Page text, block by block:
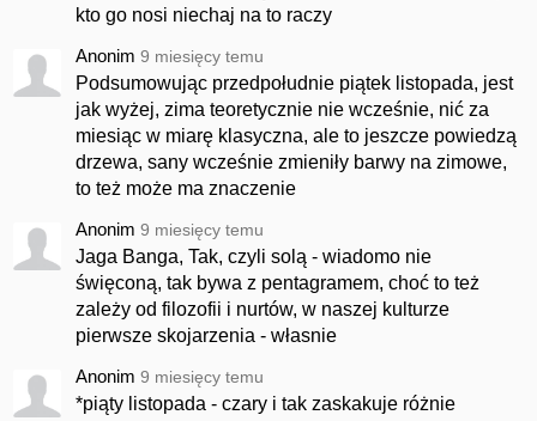
kto go nosi niechaj na to raczy
Anonim 9 miesięcy temu
Podsumowując przedpołudnie piątek listopada, jest
jak wyżej, zima teoretycznie nie wcześnie, nić za
miesiąc w miarę klasyczna, ale to jeszcze powiedzą
drzewa, sany wcześnie zmieniły barwy na zimowe,
to też może ma znaczenie
Anonim 9 miesięcy temu
Jaga Banga, Tak, czyli solą - wiadomo nie
święconą, tak bywa z pentagramem, choć to też
zależy od filozofii i nurtów, w naszej kulturze
pierwsze skojarzenia - własnie
Anonim 9 miesięcy temu
*piąty listopada - czary i tak zaskakuje różnie